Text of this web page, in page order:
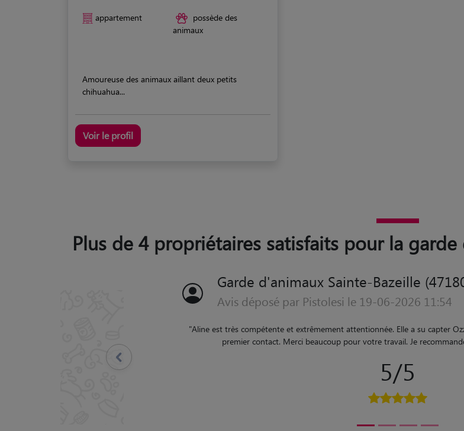
appartement
possède des
animaux
Amoureuse des animaux aillant deux petits
chihuahua...
Voir le profil
Plus de 4 propriétaires satisfaits pour la
Garde d'animaux Sainte-Bazeille
Avis déposé par Cecile le 20-02-2026 15:40
Viviane est une personne adorable, à l'écoute et qui prend bien soin des
ont passé un séjour idyllique. Nous les avons retrouvés en pleine forme et pas
espace sécurisé et vivaient proche elle. On ne peut pas mieux rêver
5/5